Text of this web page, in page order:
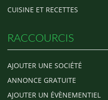
CUISINE ET RECETTES
RACCOURCIS
AJOUTER UNE SOCIÉTÉ
ANNONCE GRATUITE
AJOUTER UN ÉVÈNEMENTIEL